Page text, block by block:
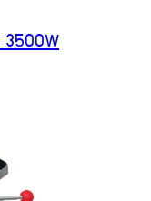
3500W